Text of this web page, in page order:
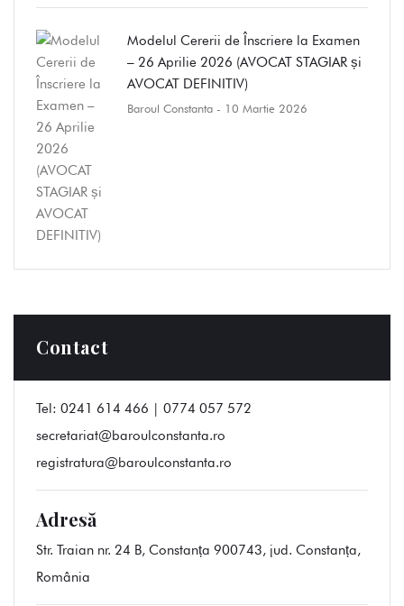
Modelul Cererii de Înscriere la Examen
– 26 Aprilie 2026 (AVOCAT STAGIAR și
AVOCAT DEFINITIV)
Baroul Constanta - 10 Martie 2026
Contact
Tel: 0241 614 466 | 0774 057 572
secretariat@baroulconstanta.ro
registratura@baroulconstanta.ro
Adresă
Str. Traian nr. 24 B, Constanța 900743, jud. Constanța,
România